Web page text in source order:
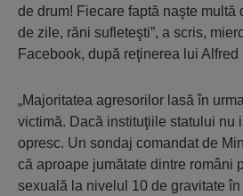
de drum! Fiecare faptă naşte multă
de zile, răni sufleteşti”, a scris,
Facebook, după reţinerea lui Alfred
„Majoritatea agresorilor lasă în
victimă. Dacă instituţiile statului nu
opresc. Un sondaj comandat de
că aproape jumătate dintre români
sexuală la nivelul 10 de gravitate